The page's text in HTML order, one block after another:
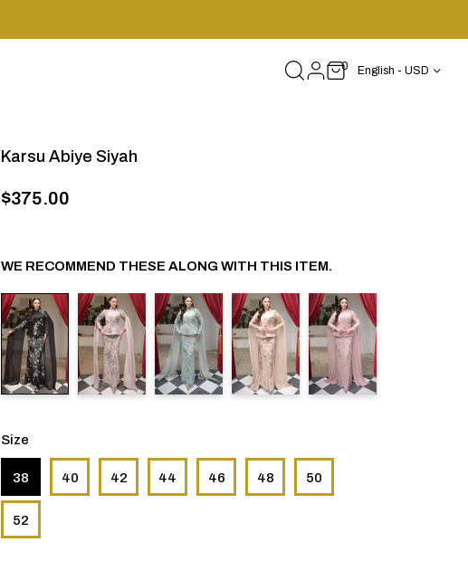
0 English - USD
Karsu Abiye Siyah
$375.00
WE RECOMMEND THESE ALONG WITH THIS ITEM.
Size
38 40 42 44 46 48 50
52